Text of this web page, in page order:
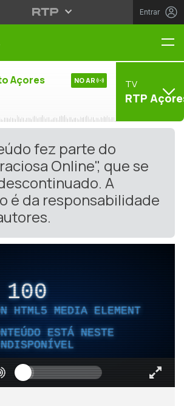
Entrar
Açores NO AR TV
RTP
fez parte do
Online", que se
A
é da responsabilidade
100
HTML5 MEDIA ELEMENT
ESTÁ NESTE